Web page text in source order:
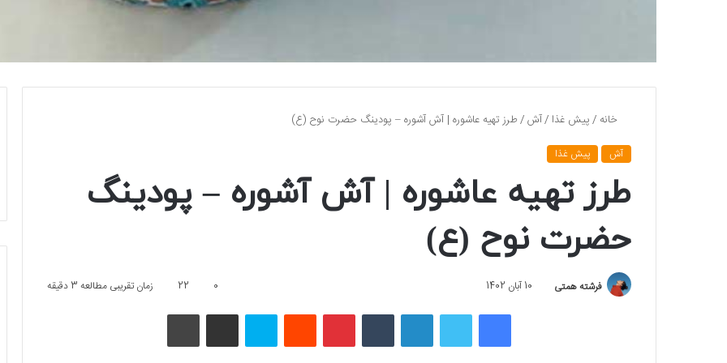
خانه /پیش غذا /آش/طرز تهیه عاشوره | آش آشوره – پودینگ حضرت نوح (ع)
آش پیش غذا
طرز تهیه عاشوره | آش آشوره – پودینگ
حضرت نوح (ع)
فرشته همتی 10 آبان 1402 0
22 زمان تقریبی مطالعه 3 دقیقه
فیسبوک لینکداین پینتریست اسکایپ